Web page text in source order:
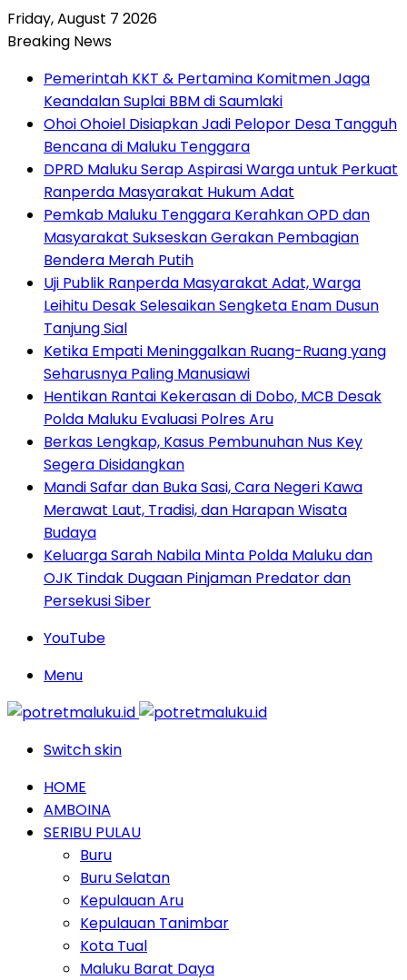
Friday, August 7 2026
Breaking News
Pemerintah KKT & Pertamina Komitmen Jaga
Keandalan Suplai BBM di Saumlaki
Ohoi Ohoiel Disiapkan Jadi Pelopor Desa Tangguh
Bencana di Maluku Tenggara
DPRD Maluku Serap Aspirasi Warga untuk Perkuat
Ranperda Masyarakat Hukum Adat
Pemkab Maluku Tenggara Kerahkan OPD dan
Masyarakat Sukseskan Gerakan Pembagian
Bendera Merah Putih
Uji Publik Ranperda Masyarakat Adat, Warga
Leihitu Desak Selesaikan Sengketa Enam Dusun
Tanjung Sial
Ketika Empati Meninggalkan Ruang-Ruang yang
Seharusnya Paling Manusiawi
Hentikan Rantai Kekerasan di Dobo, MCB Desak
Polda Maluku Evaluasi Polres Aru
Berkas Lengkap, Kasus Pembunuhan Nus Key
Segera Disidangkan
Mandi Safar dan Buka Sasi, Cara Negeri Kawa
Merawat Laut, Tradisi, dan Harapan Wisata
Budaya
Keluarga Sarah Nabila Minta Polda Maluku dan
OJK Tindak Dugaan Pinjaman Predator dan
Persekusi Siber
YouTube
Menu
Switch skin
HOME
AMBOINA
SERIBU PULAU
Buru
Buru Selatan
Kepulauan Aru
Kepulauan Tanimbar
Kota Tual
Maluku Barat Daya